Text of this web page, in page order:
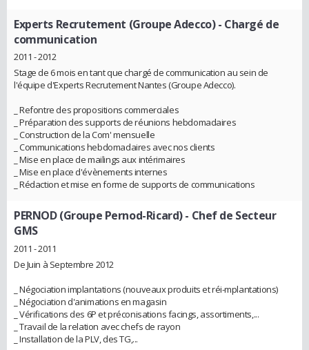
Experts Recrutement (Groupe Adecco)- Chargé de
communication
2011 - 2012
Stage de 6 mois en tant que chargé de communication au sein de
l'équipe d'Experts Recrutement Nantes (Groupe Adecco).
_ Refontre des propositions commerciales
_ Préparation des supports de réunions hebdomadaires
_ Construction de la Com' mensuelle
_ Communications hebdomadaires avec nos clients
_ Mise en place de mailings aux intérimaires
_ Mise en place d'évènements internes
_ Rédaction et mise en forme de supports de communications
PERNOD (Groupe Pernod-Ricard)- Chef de Secteur
GMS
2011 - 2011
De Juin à Septembre 2012
_ Négociation implantations (nouveaux produits et réi-mplantations)
_ Négociation d'animations en magasin
_ Vérifications des 6P et préconisations facings, assortiments,...
_ Travail de la relation avec chefs de rayon
_ Installation de la PLV, des TG,...